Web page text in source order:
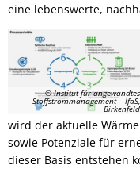
eine lebenswerte,
© Institut für angewandtes
Stoffstrommanagement – IfaS,
Birkenfeld
wird der aktuelle
sowie Potenziale für
dieser Basis entstehen